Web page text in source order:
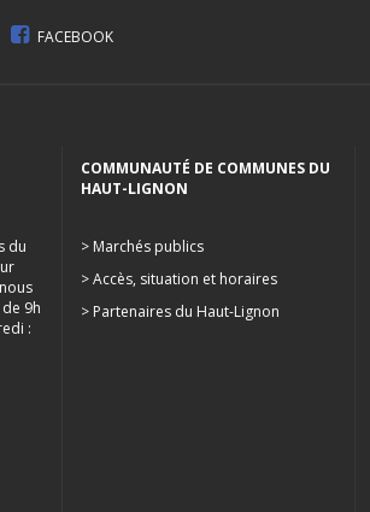
FACEBOOK
du
9h
:
COMMUNAUTÉ DE COMMUNES DU
HAUT-LIGNON
> Marchés publics
> Accès, situation et horaires
> Partenaires du Haut-Lignon